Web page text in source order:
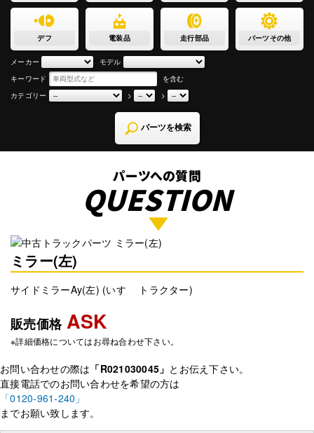
デフ 電装品 走行部品 パーツその他
メーカー
モデル
キーワード
を含む
カテゴリー
> >
パーツを検索
パーツへの質問
QUESTION
ミラー(左)
サイドミラーAy(左) (いすゞ トラクター)
販売価格 ASK
※詳細価格についてはお尋ね合わせ下さい。
お問い合わせの際は 「R021030045」 とお伝え下さい。
直接電話でのお問い合わせを希望の方は
「0120-961-240」
までお願い致します。